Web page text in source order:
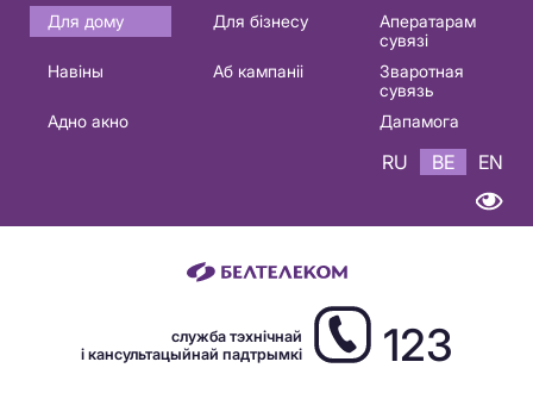
Основная
навигация
Для дому Для бізнесу
Аператарам
сувязі
Навіны
Аб кампаніі
Зваротная
сувязь
Адно акно
Дапамога
RU BE EN
служба тэхнічнай
і кансультацыйнай падтрымкі
123